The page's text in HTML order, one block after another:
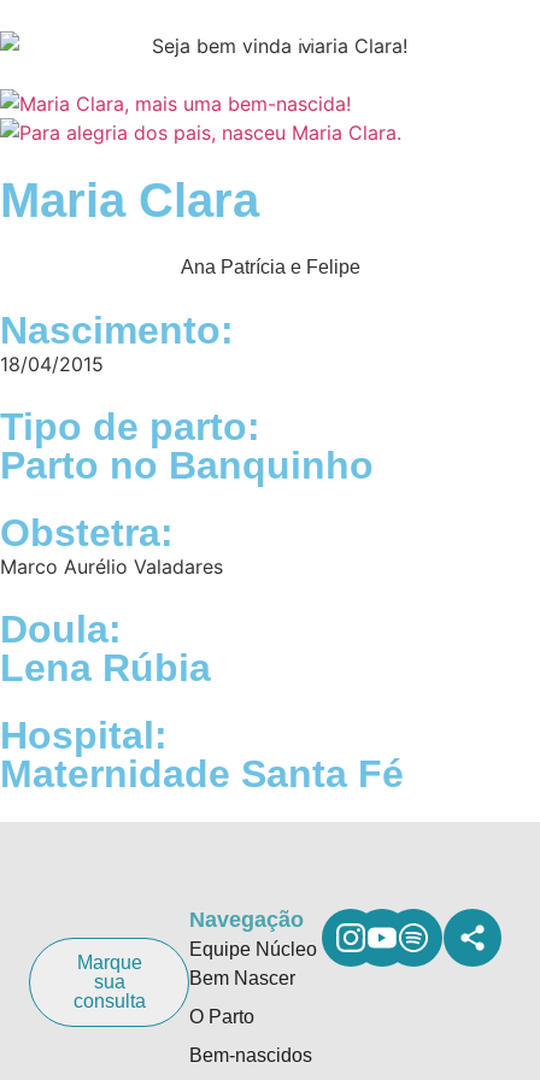
Maria Clara
Ana Patrícia e Felipe
Nascimento:
18/04/2015
Tipo de parto:
Parto no Banquinho
Obstetra:
Marco Aurélio Valadares
Doula:
Lena Rúbia
Hospital:
Maternidade Santa Fé
Marque
sua
consulta
Navegação
Equipe Núcleo
Bem Nascer
O Parto
Bem-nascidos